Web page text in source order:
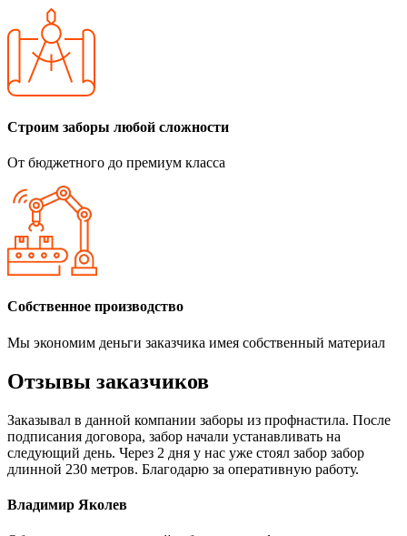
Строим заборы любой сложности
От бюджетного до премиум класса
Собственное производство
Мы экономим деньги заказчика имея собственный материал
Отзывы заказчиков
Заказывал в данной компании заборы из профнастила. После
подписания договора, забор начали устанавливать на
следующий день. Через 2 дня у нас уже стоял забор забор
длинной 230 метров. Благодарю за оперативную работу.
Владимир Яколев